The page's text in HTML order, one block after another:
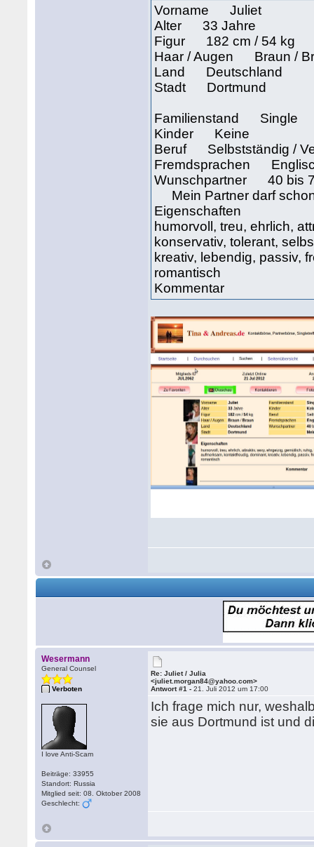
Vorname Juliet
Alter 33 Jahre
Figur 182 cm / 54 kg
Haar / Augen Braun /
Land Deutschland
Stadt Dortmund
Familienstand Single
Kinder Keine
Beruf Selbstständig /
Fremdsprachen
Wunschpartner 40 bis
Mein Partner darf
Eigenschaften
humorvoll, treu, ehrlich,
konservativ, tolerant,
kreativ, lebendig, passiv,
romantisch
Kommentar
Wesermann
General Counsel
Verboten
I love Anti-Scam
Beiträge: 33955
Standort: Russia
Mitglied seit: 08. Oktober 2008
Geschlecht:
Re: Juliet / Julia
<juliet.morgan84@yahoo.com>
Antwort #1 -21. Juli 2012 um 17:00
Ich frage mich nur,
sie aus Dortmund ist und